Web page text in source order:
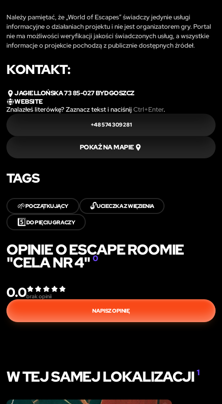
Należy pamiętać, że „World of Escapes” świadczy jedynie usługi
informacyjne o działaniach projektu i nie jest organizatorem gry. Portal
nie ma możliwości weryfikacji jakości świadczonych usług, a wszystkie
informacje o projekcie pochodzą z publicznie dostępnych źródeł.
KONTAKT:
JAGIELLOŃSKA 73 85-027 BYDGOSZCZ
WEBSITE
Znalazłeś literówkę? Zaznacz tekst i naciśnijCtrl+Enter.
+48 574 309 281
POKAŻ NA MAPIE
TAGS
🌱POCZĄTKUJĄCY 🔓UCIECZKA Z WIĘZIENIA
5️⃣DO PIĘCIU GRACZY
OPINIE O ESCAPE ROOMIE
"CELA NR 4" 0
0.0brak opinii
NAPISZ OPINIĘ
W TEJ SAMEJ LOKALIZACJI 1